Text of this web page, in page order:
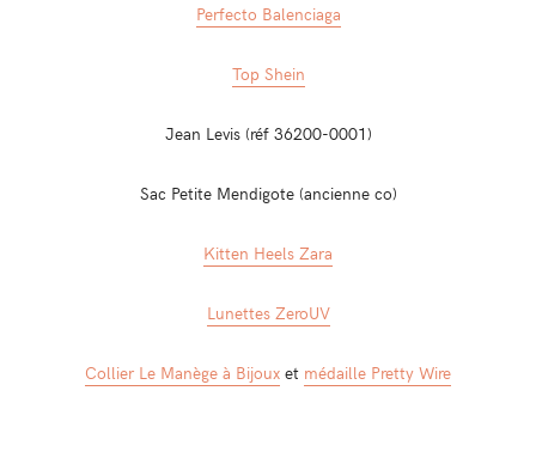
Perfecto Balenciaga
Top Shein
Jean Levis (réf 36200-0001)
Sac Petite Mendigote (ancienne co)
Kitten Heels Zara
Lunettes ZeroUV
Collier Le Manège à Bijoux et médaille Pretty Wire